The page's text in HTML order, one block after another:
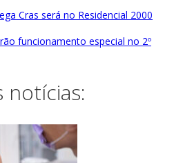
Cras será no Residencial 2000
funcionamento especial no 2º
notícias: